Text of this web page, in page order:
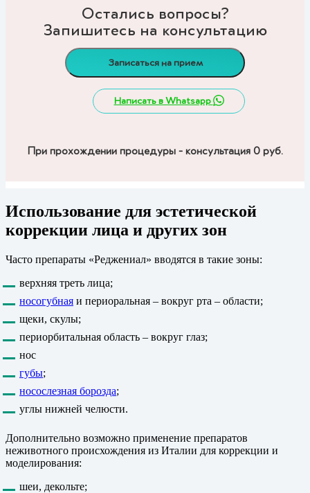
Остались вопросы?
Запишитесь на консультацию
Записаться на прием
Написать в Whatsapp
При прохождении процедуры - консультация 0 руб.
Использование для эстетической
коррекции лица и других зон
Часто препараты «Реджениал» вводятся в такие зоны:
верхняя треть лица;
носогубная и периоральная – вокруг рта – области;
щеки, скулы;
периорбитальная область – вокруг глаз;
нос
губы;
носослезная борозда;
углы нижней челюсти.
Дополнительно возможно применение препаратов
неживотного происхождения из Италии для коррекции и
моделирования:
шеи, декольте;